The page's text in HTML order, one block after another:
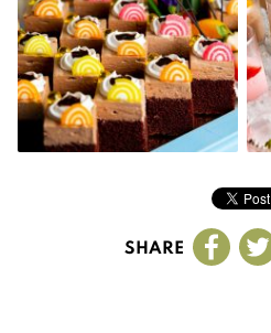
SHARE